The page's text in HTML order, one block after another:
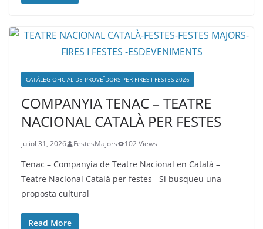
CATÀLEG OFICIAL DE PROVEÏDORS PER FIRES I FESTES 2026
COMPANYIA TENAC – TEATRE
NACIONAL CATALÀ PER FESTES
juliol 31, 2026 FestesMajors 102 Views
Tenac – Companyia de Teatre Nacional en Català –
Teatre Nacional Català per festes Si busqueu una
proposta cultural
Read More